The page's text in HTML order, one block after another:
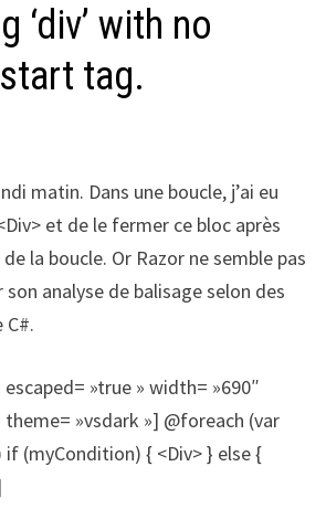
‘div’ with no
tag.
matin. Dans une boucle, j’ai eu
et de le fermer ce bloc après
la boucle. Or Razor ne semble pas
son analyse de balisage selon des
escaped= »true » width= »690″
»vsdark »] @foreach (var
(myCondition) { <Div> } else {